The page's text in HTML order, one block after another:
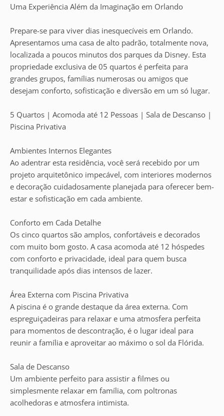
Uma Experiência Além da Imaginação em Orlando
Prepare-se para viver dias inesquecíveis em Orlando.
Apresentamos uma casa de alto padrão, totalmente nova,
localizada a poucos minutos dos parques da Disney. Esta
propriedade exclusiva de 05 quartos é perfeita para
grandes grupos, famílias numerosas ou amigos que
desejam conforto, sofisticação e diversão em um só lugar.
5 Quartos | Acomoda até 12 Pessoas | Sala de Descanso |
Piscina Privativa
Ambientes Internos Elegantes
Ao adentrar esta residência, você será recebido por um
projeto arquitetônico impecável, com interiores modernos
e decoração cuidadosamente planejada para oferecer bem-
estar e sofisticação em cada ambiente.
Conforto em Cada Detalhe
Os cinco quartos são amplos, confortáveis e decorados
com muito bom gosto. A casa acomoda até 12 hóspedes
com conforto e privacidade, ideal para quem busca
tranquilidade após dias intensos de lazer.
Área Externa com Piscina Privativa
A piscina é o grande destaque da área externa. Com
espreguiçadeiras para relaxar e uma atmosfera perfeita
para momentos de descontração, é o lugar ideal para
reunir a família e aproveitar ao máximo o sol da Flórida.
Sala de Descanso
Um ambiente perfeito para assistir a filmes ou
simplesmente relaxar em família, com poltronas
acolhedoras e atmosfera intimista.